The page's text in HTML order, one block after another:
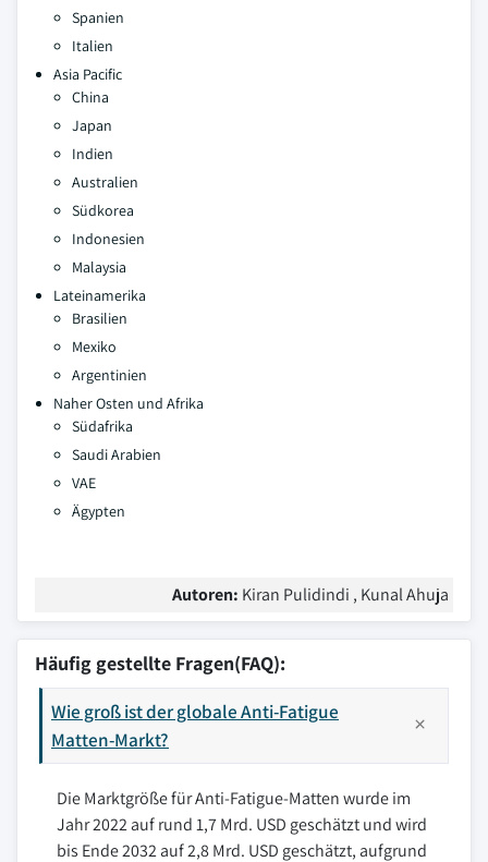
Spanien
Italien
Asia Pacific
China
Japan
Indien
Australien
Südkorea
Indonesien
Malaysia
Lateinamerika
Brasilien
Mexiko
Argentinien
Naher Osten und Afrika
Südafrika
Saudi Arabien
VAE
Ägypten
Autoren: Kiran Pulidindi , Kunal Ahuja
Häufig gestellte Fragen(FAQ):
Wie groß ist der globale Anti-Fatigue
Matten-Markt?
Die Marktgröße für Anti-Fatigue-Matten wurde im
Jahr 2022 auf rund 1,7 Mrd. USD geschätzt und wird
bis Ende 2032 auf 2,8 Mrd. USD geschätzt, aufgrund